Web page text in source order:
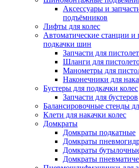
Аксессуары и
подъёмников
Лифты для колес
Автоматические станции и
подкачки шин
Запчасти для
Шланги для
Манометры для
Наконечники для
Бустеры для подкачки колес
Запчасти для бустеров
Балансировочные стенды
Клети для накачки колес
Домкраты
Домкраты подкатные
Домкраты
Домкраты
Домкраты